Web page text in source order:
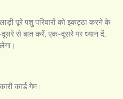
पूरे पशु परिवारों को इकट्ठा करने के
से बात करें, एक-दूसरे पर ध्यान दें,
कार्ड गेम।